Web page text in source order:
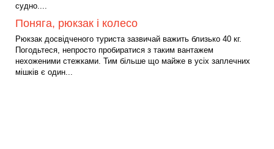
судно....
Поняга, рюкзак і колесо
Рюкзак досвідченого туриста зазвичай важить близько 40 кг.
Погодьтеся, непросто пробиратися з таким вантажем
нехоженими стежками. Тим більше що майже в усіх заплечних
мішків є один...